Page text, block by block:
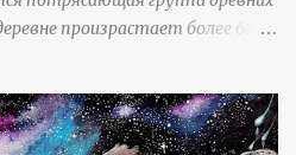
произрастает более 6800